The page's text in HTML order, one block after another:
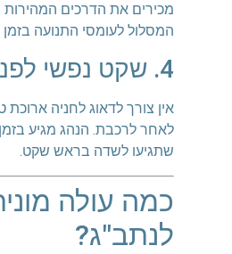
מכירים את הדרכים
המסלול לעומסי התנועה
4. שקט נפשי לפני טיסה
אין צורך לדאוג לחניה ארוכת
לאחר לרכבת. הנהג מגיע
שתגיעו לשדה בראש שקט.
כמה עולה
לנתב"ג?